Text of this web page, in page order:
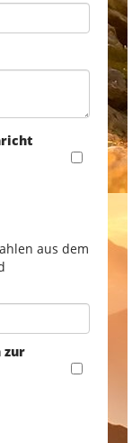
aus dem
zur